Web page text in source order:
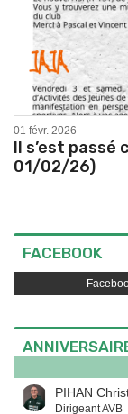
01 févr. 2026
Il s’est
01/02/26)
FACEBOOK
PIHAN
Dirigeant AVB